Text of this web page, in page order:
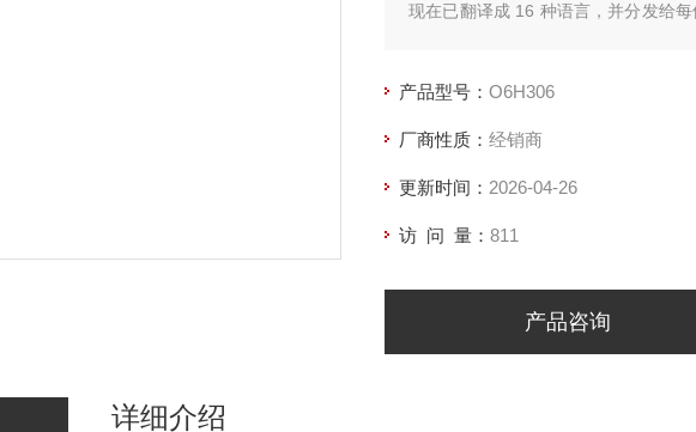
现在已翻译成 16 种语言，并分发给
产品型号： O6H306
厂商性质： 经销商
更新时间： 2026-04-26
访 问 量： 811
产品咨询
详细介绍